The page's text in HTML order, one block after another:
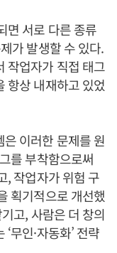
면 서로 다른 종류
가 발생할 수 있다.
작업자가 직접 태그
항상 내재하고 있었
이러한 문제를 원
를 부착함으로써
, 작업자가 위험 구
획기적으로 개선했
고, 사람은 더 창의
무인·자동화’ 전략